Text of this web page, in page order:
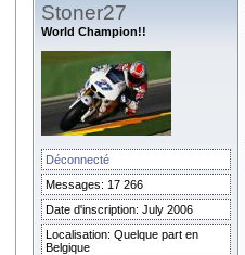
Stoner27
World Champion!!
Déconnecté
Messages: 17 266
Date d'inscription: July 2006
Localisation: Quelque part en
Belgique